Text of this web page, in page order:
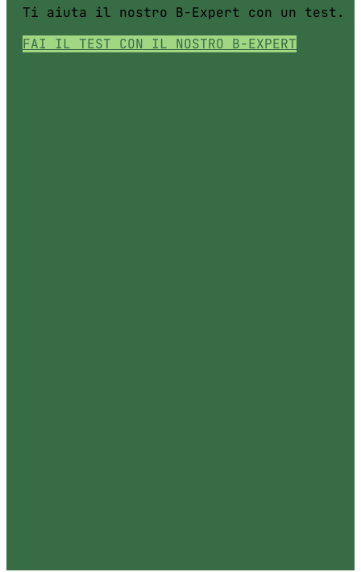
Ti aiuta il nostro B-Expert con un test.
FAI IL TEST CON IL NOSTRO B-EXPERT